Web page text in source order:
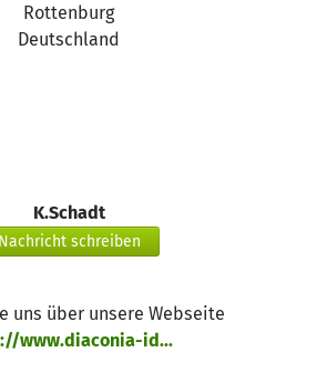
Rottenburg
Deutschland
K.Schadt
Nachricht schreiben
uns über unsere Webseite
www.diaconia-id...